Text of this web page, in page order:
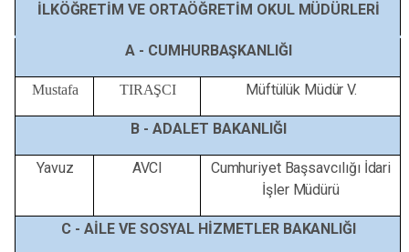
İLKÖĞRETİM VE ORTAÖĞRETİM OKUL MÜDÜRLERİ
A - CUMHURBAŞKANLIĞI
Mustafa TIRAŞCI Müftülük Müdür V.
B -ADALET BAKANLIĞI
Yavuz AVCI Cumhuriyet Başsavcılığı İdari
İşler Müdürü
C - AİLEVE SOSYAL HİZMETLER BAKANLIĞI